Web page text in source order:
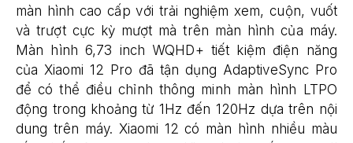
màn hình cao cấp với trải nghiệm xem, cuộn, vuốt
và trượt cực kỳ mượt mà trên màn hình của máy.
Màn hình 6,73 inch WQHD+ tiết kiệm điện năng
của Xiaomi 12 Pro đã tận dụng AdaptiveSync Pro
để có thể điều chỉnh thông minh màn hình LTPO
động trong khoảng từ 1Hz đến 120Hz dựa trên nội
dung trên máy. Xiaomi 12 có màn hình nhiều màu